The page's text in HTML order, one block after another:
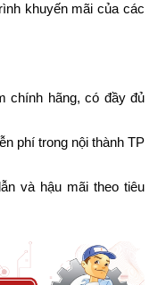
khuyến mãi của các
chính hãng, có đầy đủ
phí trong nội thành TP
và hậu mãi theo tiêu